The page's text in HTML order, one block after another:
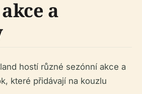
a
hostí různé sezónní akce a
které přidávají na kouzlu